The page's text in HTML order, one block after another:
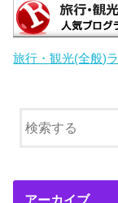
旅行・観光(全般)